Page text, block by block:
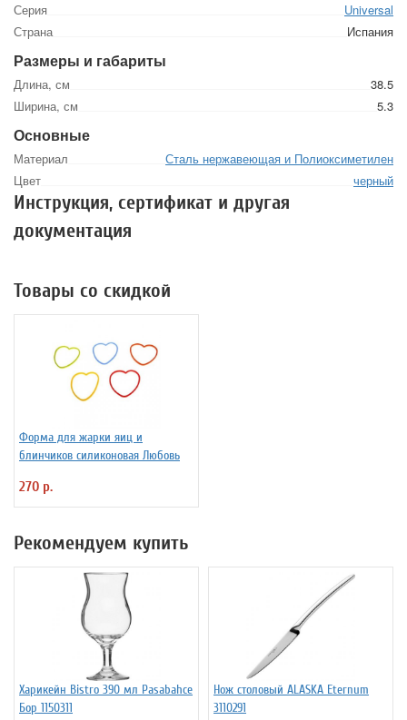
Серия
Universal
Страна
Испания
Размеры и габариты
Длина, см
38.5
Ширина, см
5.3
Основные
Материал
Сталь нержавеющая и Полиоксиметилен
Цвет
черный
Инструкция, сертификат и другая
документация
Товары со скидкой
Форма для жарки яиц и
блинчиков силиконовая Любовь
270 р.
Рекомендуем купить
Харикейн Bistro 390 мл Pasabahce
Бор 1150311
Нож столовый ALASKA Eternum
3110291